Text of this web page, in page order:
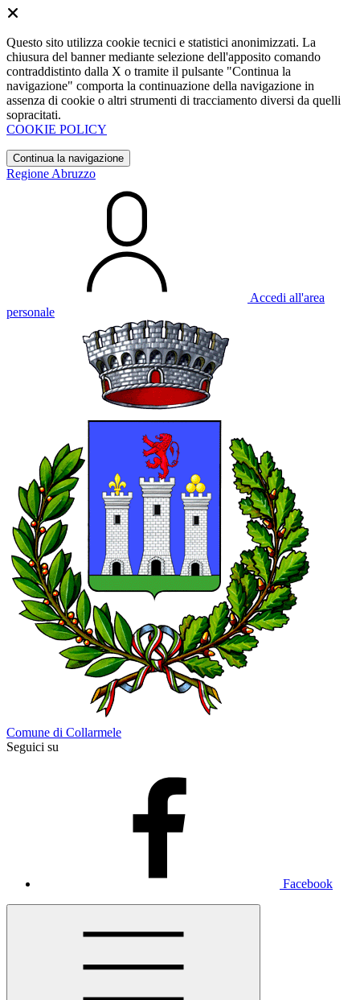
Questo sito utilizza cookie tecnici e statistici anonimizzati. La
chiusura del banner mediante selezione dell'apposito comando
contraddistinto dalla X o tramite il pulsante "Continua la
navigazione" comporta la continuazione della navigazione in
assenza di cookie o altri strumenti di tracciamento diversi da quelli
sopracitati.
COOKIE POLICY
Continua la navigazione
Regione Abruzzo
Accedi all'area
personale
Comune di Collarmele
Seguici su
Facebook